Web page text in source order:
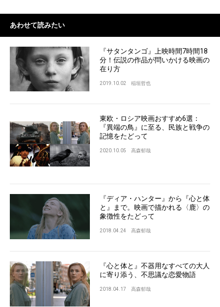
あわせて読みたい
『サタンタンゴ』上映時間7時間18
分！伝説の作品が問いかける映画の
在り方
2019.10.02 稲垣哲也
東欧・ロシア映画おすすめ6選：
『異端の鳥』に至る、民族と戦争の
記憶をたどって
2020.10.05 高森郁哉
『ディア・ハンター』から『心と体
と』まで。映画で描かれる〈鹿〉の
象徴性をたどって
2018.04.24 高森郁哉
『心と体と』不器用なすべての大人
に寄り添う、不思議な恋愛物語
2018.04.17 高森郁哉